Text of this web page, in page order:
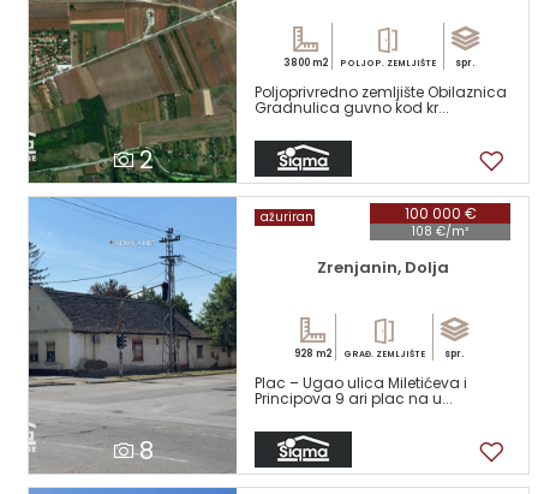
2
3800 m2 POLJOP. ZEMLJIŠTE spr.
Poljoprivredno zemljište Obilaznica
Gradnulica guvno kod kr...
8
100 000 €
108 €/m²
ažuriran
Zrenjanin, Dolja
928 m2 GRAĐ. ZEMLJIŠTE spr.
Plac – Ugao ulica Miletićeva i
Principova 9 ari plac na u...